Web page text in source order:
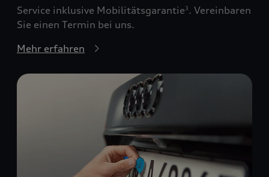
Service inklusive Mobilitätsgarantie3 . Vereinbaren
Sie einen Termin bei uns.
Mehr erfahren